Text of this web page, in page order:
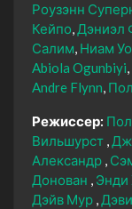
Роузэнн
Кейпо Дэниэл
Салим Ниам
Abiola Ogunbiyi
Andre Flynn
Режиссер: Пол
Вильшурст
Александр
Донован
Энди
Дэйв Мур